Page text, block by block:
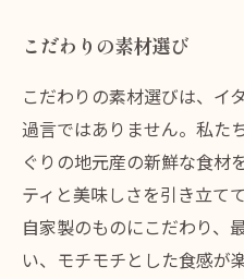
こだわりの素材選び
こだわりの素材選びは、イ
過言ではありません。私た
ぐりの地元産の新鮮な食材
ティと美味しさを引き立て
自家製のものにこだわり、
い、モチモチとした食感が